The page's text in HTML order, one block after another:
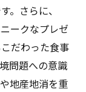
。さらに、
ークなプレゼ
だわった食事
問題への意識
地産地消を重